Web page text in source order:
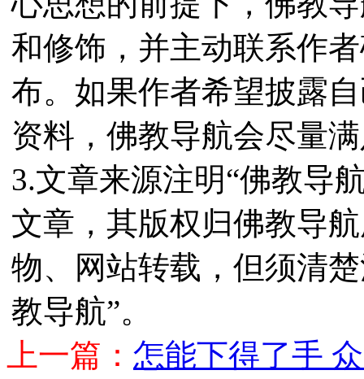
和修饰，并主动联系作
布。如果作者希望披露
资料，佛教导航会尽量
3.文章来源注明“佛教导
文章，其版权归佛教导
物、网站转载，但须清
教导航”。
上一篇： 怎能下得了手